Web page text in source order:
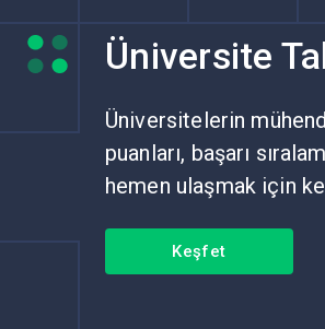
Üniversite
Üniversitelerin
puanları, başarı
hemen ulaşmak için
Keşfet